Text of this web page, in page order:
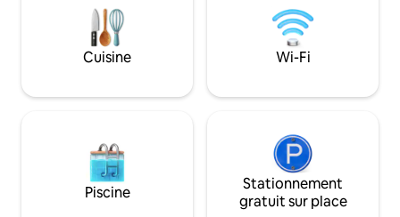
séjour pour l'atmosphère paisible, le
kitesurf à proximité, la randonnée, les
plages de sable, la plongée avec tuba, la
plongée sous-marine et d'autres
Océane est une
déconnection et
Cuisine Wi-Fi
Piscine
Stationnement
gratuit sur place